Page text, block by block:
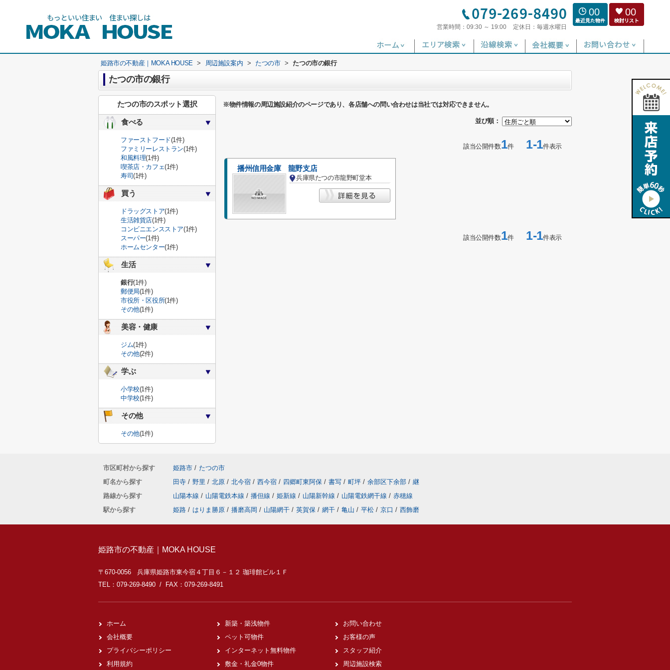
営業時間： 09:30 ～ 19:00 定休日： 毎週水曜日
00 00
姫路市の不動産｜MOKA HOUSE > 周辺施設案内 > たつの市 > たつの市の銀行
たつの市の銀行
※物件情報の周辺施設紹介のページであり、各店舗への問い合わせは当社では対応できません。
並び順：
該当公開件数1件1-1件表示
播州信用金庫 龍野支店
兵庫県たつの市龍野町堂本
該当公開件数1件1-1件表示
たつの市のスポット選択
食べる
ファーストフード(1件)
ファミリーレストラン(1件)
和風料理(1件)
喫茶店・カフェ(1件)
寿司(1件)
買う
ドラッグストア(1件)
生活雑貨店(1件)
コンビニエンスストア(1件)
スーパー(1件)
ホームセンター(1件)
生活
銀行(1件)
郵便局(1件)
市役所・区役所(1件)
その他(1件)
美容・健康
ジム(1件)
その他(2件)
学ぶ
小学校(1件)
中学校(1件)
その他
その他(1件)
市区町村から探す 姫路市 / たつの市
町名から探す
田寺 / 野里 / 北原 / 北今宿 / 西今宿 / 四郷町東阿保 / 書写 / 町坪 / 余部区下余部 / 継
路線から探す
山陽本線 / 山陽電鉄本線 / 播但線 / 姫新線 / 山陽新幹線 / 山陽電鉄網干線 / 赤穂線
駅から探す
姫路 / はりま勝原 / 播磨高岡 / 山陽網干 / 英賀保 / 網干 / 亀山 / 平松 / 京口 / 西飾磨
姫路市の不動産｜MOKA HOUSE
〒670-0056 兵庫県姫路市東今宿４丁目６－１２ 珈琲館ビル１Ｆ
TEL：079-269-8490 / FAX：079-269-8491
ホーム
会社概要
プライバシーポリシー
利用規約
新築・築浅物件
ペット可物件
インターネット無料物件
敷金・礼金0物件
お問い合わせ
お客様の声
スタッフ紹介
周辺施設検索